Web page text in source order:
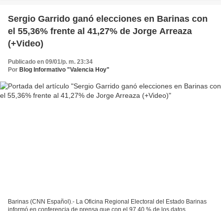
Sergio Garrido ganó elecciones en Barinas con
el 55,36% frente al 41,27% de Jorge Arreaza
(+Video)
Publicado en 09/01/p. m. 23:34
Por Blog Informativo "Valencia Hoy"
Barinas (CNN Español).- La Oficina Regional Electoral del Estado Barinas
informó en conferencia de prensa que con el 97,40 % de los datos